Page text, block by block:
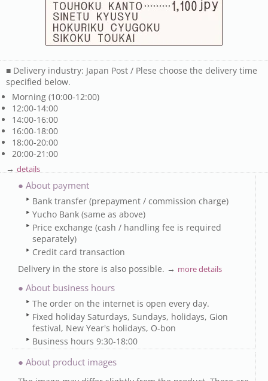
■ Delivery industry: Japan Post / Plese choose the delivery time
specified below.
Morning (10:00-12:00)
12:00-14:00
14:00-16:00
16:00-18:00
18:00-20:00
20:00-21:00
→ details
● About payment
Bank transfer (prepayment / commission charge)
Yucho Bank (same as above)
Price exchange (cash / handling fee is required
separately)
Credit card transaction
Delivery in the store is also possible. → more details
● About business hours
The order on the internet is open every day.
Fixed holiday Saturdays, Sundays, holidays, Gion
festival, New Year's holidays, O-bon
Business hours 9:30-18:00
● About product images